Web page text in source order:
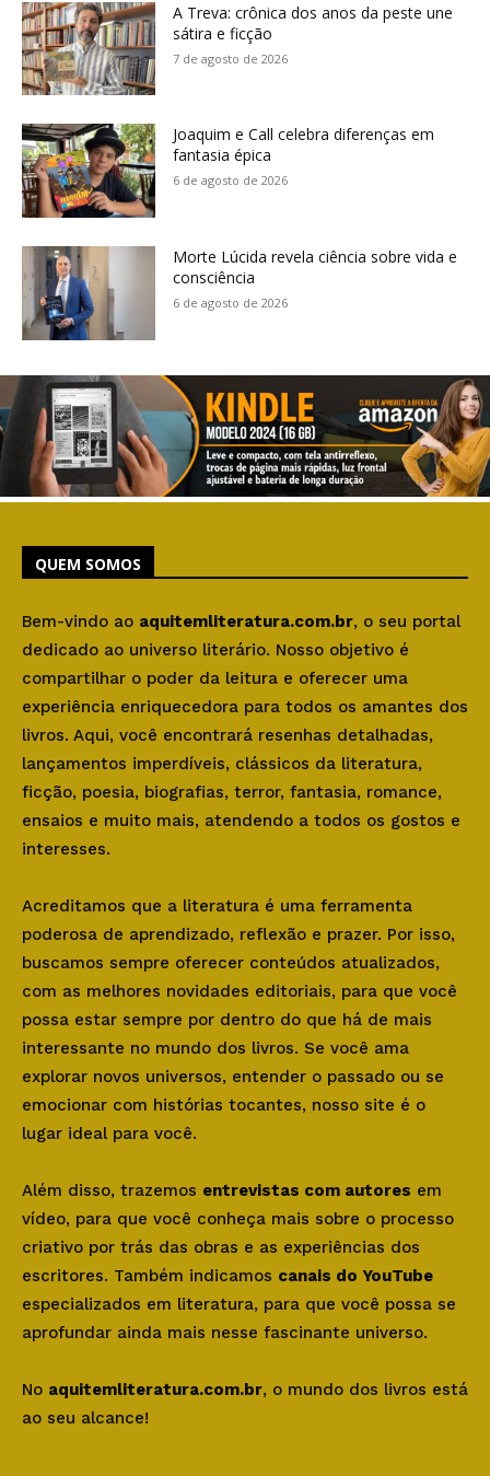
A Treva: crônica dos anos da peste une
sátira e ficção
7 de agosto de 2026
Joaquim e Call celebra diferenças em
fantasia épica
6 de agosto de 2026
Morte Lúcida revela ciência sobre vida e
consciência
6 de agosto de 2026
QUEM SOMOS
Bem-vindo ao aquitemliteratura.com.br, o seu portal
dedicado ao universo literário. Nosso objetivo é
compartilhar o poder da leitura e oferecer uma
experiência enriquecedora para todos os amantes dos
livros. Aqui, você encontrará resenhas detalhadas,
lançamentos imperdíveis, clássicos da literatura,
ficção, poesia, biografias, terror, fantasia, romance,
ensaios e muito mais, atendendo a todos os gostos e
interesses.
Acreditamos que a literatura é uma ferramenta
poderosa de aprendizado, reflexão e prazer. Por isso,
buscamos sempre oferecer conteúdos atualizados,
com as melhores novidades editoriais, para que você
possa estar sempre por dentro do que há de mais
interessante no mundo dos livros. Se você ama
explorar novos universos, entender o passado ou se
emocionar com histórias tocantes, nosso site é o
lugar ideal para você.
Além disso, trazemos entrevistas com autores em
vídeo, para que você conheça mais sobre o processo
criativo por trás das obras e as experiências dos
escritores. Também indicamos canais do YouTube
especializados em literatura, para que você possa se
aprofundar ainda mais nesse fascinante universo.
No aquitemliteratura.com.br, o mundo dos livros está
ao seu alcance!